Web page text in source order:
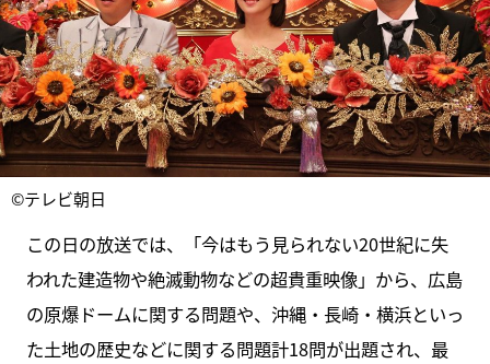
©テレビ朝日
この日の放送では、「今はもう見られない20世紀に失
われた建造物や絶滅動物などの超貴重映像」から、広島
の原爆ドームに関する問題や、沖縄・長崎・横浜といっ
た土地の歴史などに関する問題計18問が出題され、最